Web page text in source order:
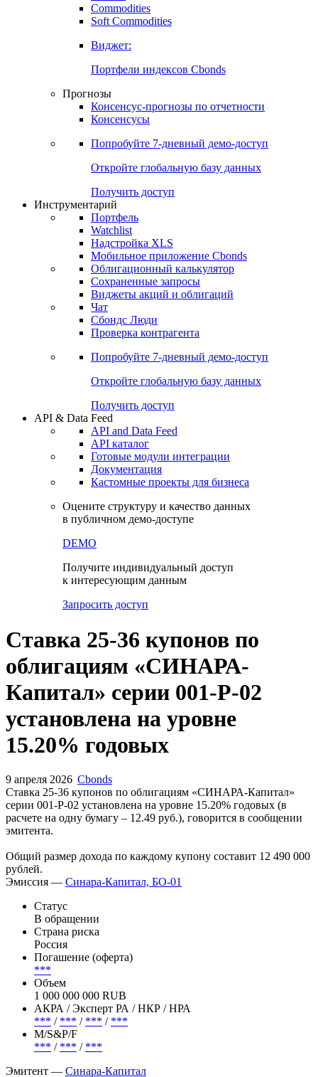
Commodities
Золото
Бензин
Soft Commodities
Виджет:
Портфели индексов Cbonds
Прогнозы
Консенсусы
Попробуйте7-дневный
Откройте глобальную базу данных
Получить доступ
Инструментарий
Портфель
Watchlist
Надстройка XLS
Мобильное приложение Cbonds
Облигационный калькулятор
Сохраненные запросы
Чат
Проверка контрагента
Попробуйте7-дневный
Откройте глобальную базу данных
Получить доступ
API & Data Feed
API and Data Feed
Готовые модули интеграции
Документация
в публичном демо-доступе
Ставка 25-36 купонов по
облигациям «СИНАРА-
Капитал» серии 001-P-02
15.20% годовых
9 апреля 2026
серии 001-P-02 установлена на уровне 15.20% годовых (в
расчете на одну бумагу – 12.49 руб.), говорится в сообщении
эмитента.
Общий размер дохода по каждому купону составит 12 490 000
рублей.
Эмиссия —Синара-Капитал, БО-01
Статус
В обращении
Страна риска
Россия
Погашение (оферта)
***
Объем
1 000 000 000 RUB
*** /***/***/***